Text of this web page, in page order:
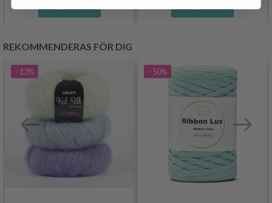
REKOMMENDERAS FÖR DIG
- 13% - 50%